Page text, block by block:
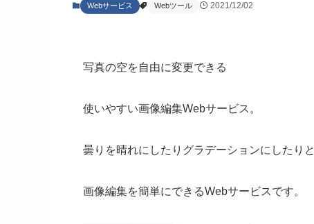
Webサービス Webツール 2021/12/02
写真の空を自由に変更できる
使いやすい画像編集Webサービス。
曇りを晴れにしたりグラデーションにしたりと
画像編集を簡単にできるWebサービスです。